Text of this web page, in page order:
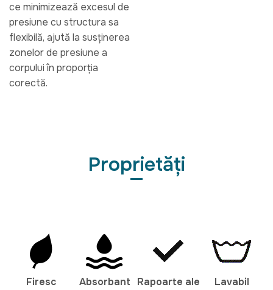
ce minimizează excesul de
presiune cu structura sa
flexibilă, ajută la susținerea
zonelor de presiune a
corpului în proporția
corectă.
Proprietăți
Firesc
Absorbant
Rapoarte ale
Lavabil